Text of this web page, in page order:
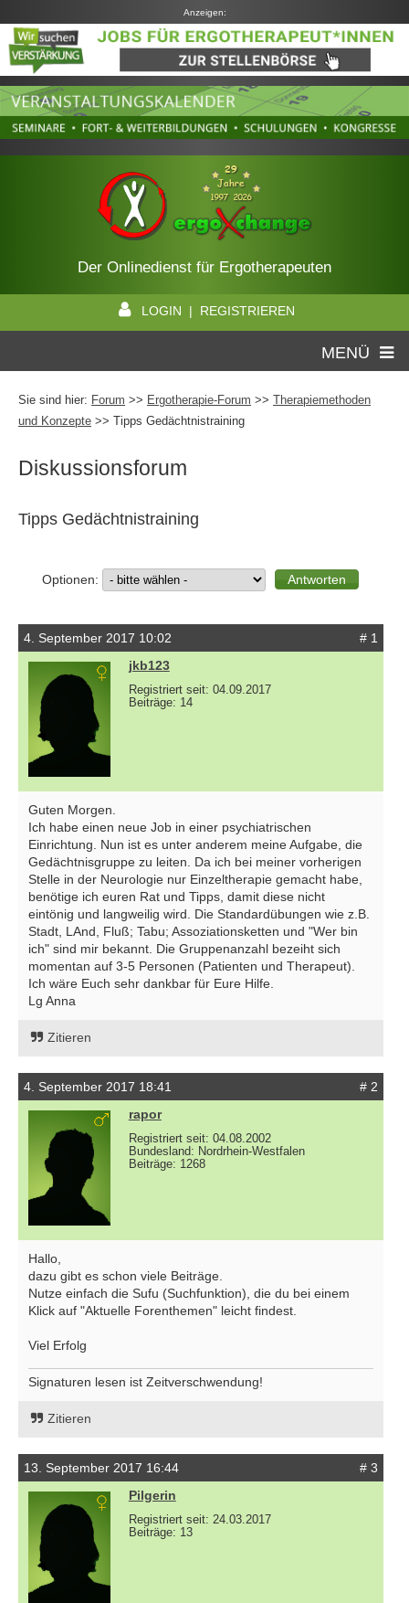
Anzeigen:
Der Onlinedienst für Ergotherapeuten
LOGIN | REGISTRIEREN
MENÜ
Sie sind hier: Forum >> Ergotherapie-Forum >> Therapiemethoden
und Konzepte >> Tipps Gedächtnistraining
Diskussionsforum
Tipps Gedächtnistraining
Optionen:
4. September 2017 10:02
# 1
jkb123
Registriert seit: 04.09.2017
Beiträge: 14
Guten Morgen.
Ich habe einen neue Job in einer psychiatrischen
Einrichtung. Nun ist es unter anderem meine Aufgabe, die
Gedächtnisgruppe zu leiten. Da ich bei meiner vorherigen
Stelle in der Neurologie nur Einzeltherapie gemacht habe,
benötige ich euren Rat und Tipps, damit diese nicht
eintönig und langweilig wird. Die Standardübungen wie z.B.
Stadt, LAnd, Fluß; Tabu; Assoziationsketten und "Wer bin
ich" sind mir bekannt. Die Gruppenanzahl bezeiht sich
momentan auf 3-5 Personen (Patienten und Therapeut).
Ich wäre Euch sehr dankbar für Eure Hilfe.
Lg Anna
Zitieren
4. September 2017 18:41
# 2
rapor
Registriert seit: 04.08.2002
Bundesland: Nordrhein-Westfalen
Beiträge: 1268
Hallo,
dazu gibt es schon viele Beiträge.
Nutze einfach die Sufu (Suchfunktion), die du bei einem
Klick auf "Aktuelle Forenthemen" leicht findest.
Viel Erfolg
Signaturen lesen ist Zeitverschwendung!
Zitieren
13. September 2017 16:44
# 3
Pilgerin
Registriert seit: 24.03.2017
Beiträge: 13